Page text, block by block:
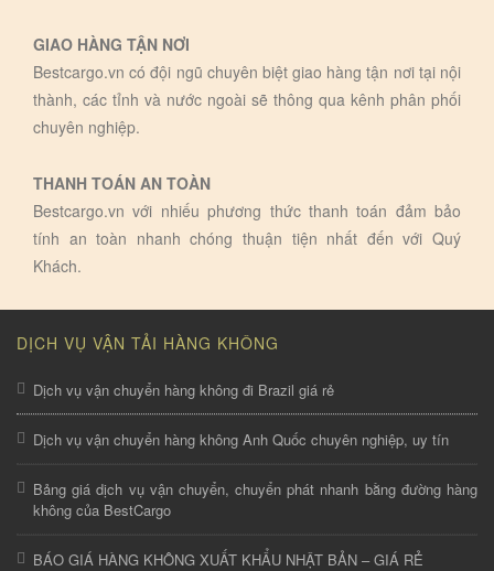
GIAO HÀNG TẬN NƠI
Bestcargo.vn có đội ngũ chuyên biệt giao hàng tận nơi tại nội
thành, các tỉnh và nước ngoài sẽ thông qua kênh phân phối
chuyên nghiệp.
THANH TOÁN AN TOÀN
Bestcargo.vn với nhiếu phương thức thanh toán đảm bảo
tính an toàn nhanh chóng thuận tiện nhất đến với Quý
Khách.
DỊCH VỤ VẬN TẢI HÀNG KHÔNG
Dịch vụ vận chuyển hàng không đi Brazil giá rẻ
Dịch vụ vận chuyển hàng không Anh Quốc chuyên nghiệp, uy tín
Bảng giá dịch vụ vận chuyển, chuyển phát nhanh bằng đường hàng
không của BestCargo
BÁO GIÁ HÀNG KHÔNG XUẤT KHẨU NHẬT BẢN – GIÁ RẺ